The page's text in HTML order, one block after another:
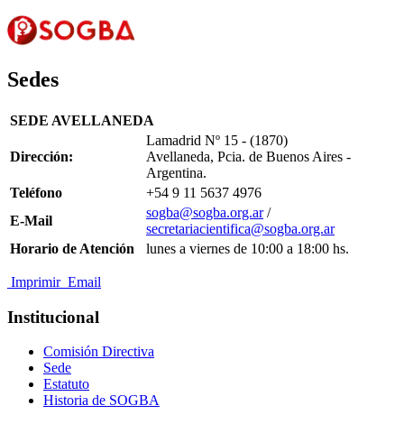
Sedes
SEDE AVELLANEDA
Dirección:
Lamadrid Nº 15 - (1870)
Avellaneda, Pcia. de Buenos Aires -
Argentina.
Teléfono
+54 9 11 5637 4976
E-Mail
sogba@sogba.org.ar/
secretariacientifica@sogba.org.ar
Horario de Atención
lunes a viernes de 10:00 a 18:00 hs.
Imprimir Email
Institucional
Comisión Directiva
Sede
Estatuto
Historia de SOGBA